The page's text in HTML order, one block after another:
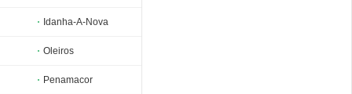
Idanha-A-Nova
Oleiros
Penamacor